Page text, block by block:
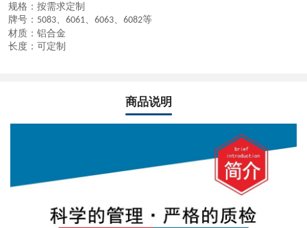
规格：按需求定制
牌号： 5083、 6061、 6063、 6082等
材质：铝合金
长度：可定制
商品说明